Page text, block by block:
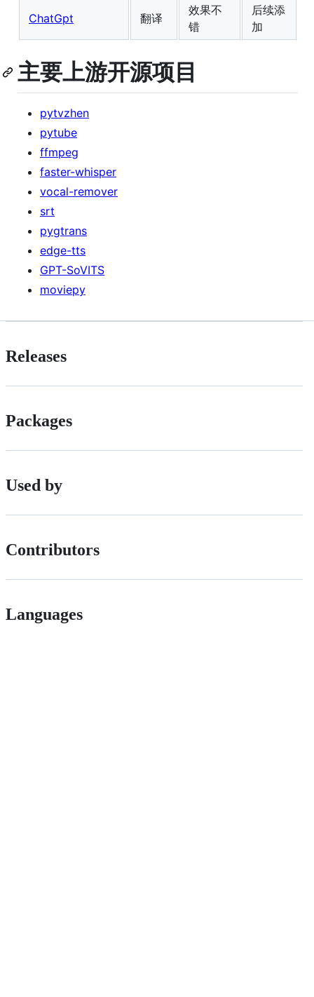
ChatGpt 翻译
效果不
错
后续添
加
主要上游开源项目
pytvzhen
pytube
ffmpeg
faster-whisper
vocal-remover
srt
pygtrans
edge-tts
GPT-SoVITS
moviepy
Releases
Packages
Used by
Contributors
Languages